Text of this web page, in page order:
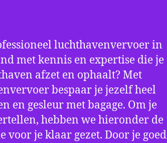
luchthavenvervoer in
met kennis en expertise die je
afzet en ophaalt? Met
bespaar je jezelf heel
en gesleur met bagage. Om je
hebben we hieronder de
je klaar gezet. Door je goed